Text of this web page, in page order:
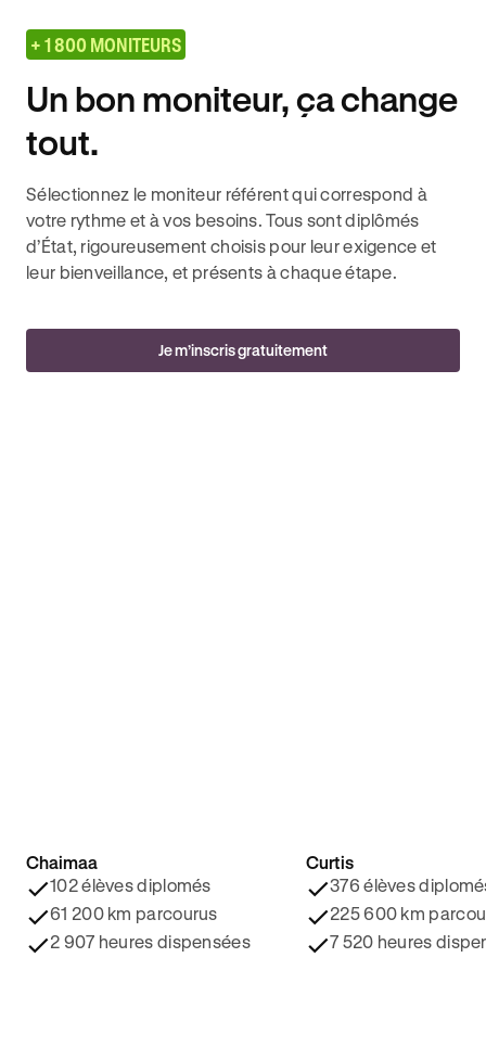
+ 1 800 MONITEURS
Un bon moniteur, ça change
tout.
Sélectionnez le moniteur référent qui correspond à
votre rythme et à vos besoins. Tous sont diplômés
d’État, rigoureusement choisis pour leur exigence et
leur bienveillance, et présents à chaque étape.
Je m’inscris gratuitement
4.8/5 ⭐️
Chaimaa
102 élèves diplomés
61 200 km parcourus
2 907 heures dispensées
4.9/5 ⭐️
Curtis
376 élèves
225 600 km
7 520 heures